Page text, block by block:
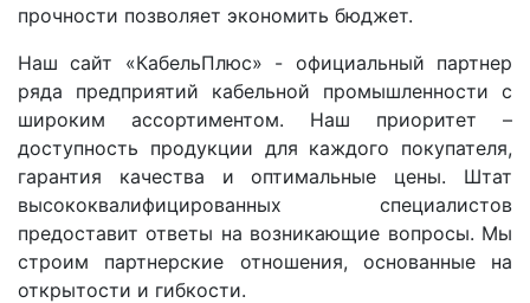
прочности позволяет экономить бюджет.
Наш сайт «КабельПлюс» - официальный партнер
ряда предприятий кабельной промышленности с
широким ассортиментом. Наш приоритет –
доступность продукции для каждого покупателя,
гарантия качества и оптимальные цены. Штат
высококвалифицированных специалистов
предоставит ответы на возникающие вопросы. Мы
строим партнерские отношения, основанные на
открытости и гибкости.